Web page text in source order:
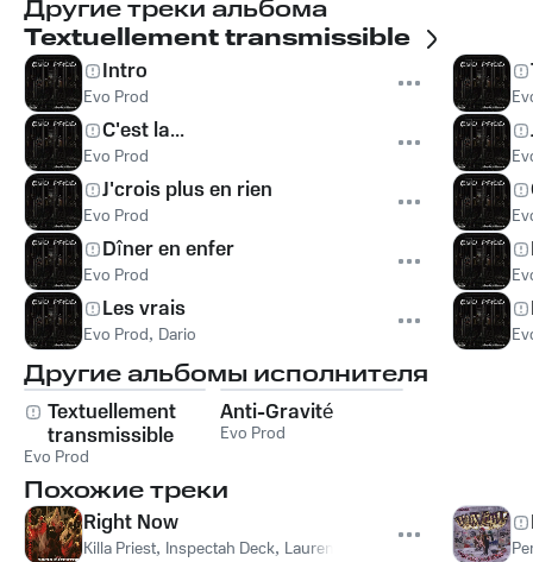
Другие треки альбома
Textuellement transmissible
Intro
Evo Prod
C'est la...
Evo Prod
J'crois plus en rien
Evo Prod
Dîner en enfer
Evo Prod
Les vrais
Evo Prod, Dario
Другие альбомы исполнителя
Textuellement
transmissible
Evo Prod
Anti-Gravité
Evo Prod
Похожие треки
Right Now
Killa Priest, Inspectah Deck, Lauren Nine Socio Ejecutor